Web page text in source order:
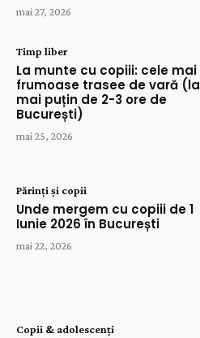
mai 27, 2026
Timp liber
La munte cu copiii: cele mai
frumoase trasee de vară (la
mai puțin de 2-3 ore de
București)
mai 25, 2026
Părinți și copii
Unde mergem cu copiii de 1
Iunie 2026 în București
mai 22, 2026
Copii & adolescenți